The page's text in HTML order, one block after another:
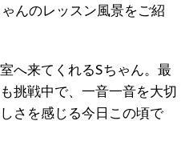
んのレッスン風景をご紹
へ来てくれるSちゃん。最
挑戦中で、一音一音を大切
さを感じる今日この頃で